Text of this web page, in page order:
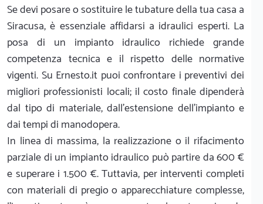
Se devi posare o sostituire le tubature della tua casa a
Siracusa, è essenziale affidarsi a idraulici esperti. La
posa di un impianto idraulico richiede grande
competenza tecnica e il rispetto delle normative
vigenti. Su Ernesto.it puoi confrontare i preventivi dei
migliori professionisti locali; il costo finale dipenderà
dal tipo di materiale, dall'estensione dell'impianto e
dai tempi di manodopera.
In linea di massima, la realizzazione o il rifacimento
parziale di un impianto idraulico può partire da 600 €
e superare i 1.500 €. Tuttavia, per interventi completi
con materiali di pregio o apparecchiature complesse,